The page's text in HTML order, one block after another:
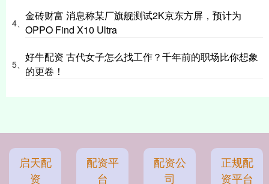
4、
金砖财富 消息称某厂旗舰测试2K京东方屏，预计为
OPPO Find X10 Ultra
5、
好牛配资 古代女子怎么找工作？千年前的职场比你想象
的更卷！
启天配
资
配资平
台
配资公
司
正规配
资平台